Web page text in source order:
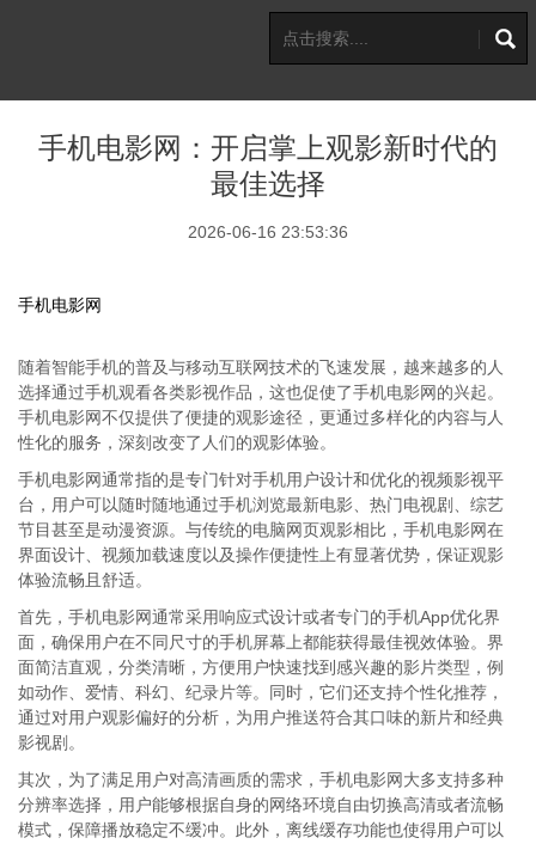
手机电影网：开启掌上观影新时代的
最佳选择
2026-06-16 23:53:36
手机电影网
随着智能手机的普及与移动互联网技术的飞速发展，越来越多的人
选择通过手机观看各类影视作品，这也促使了手机电影网的兴起。
手机电影网不仅提供了便捷的观影途径，更通过多样化的内容与人
性化的服务，深刻改变了人们的观影体验。
手机电影网通常指的是专门针对手机用户设计和优化的视频影视平
台，用户可以随时随地通过手机浏览最新电影、热门电视剧、综艺
节目甚至是动漫资源。与传统的电脑网页观影相比，手机电影网在
界面设计、视频加载速度以及操作便捷性上有显著优势，保证观影
体验流畅且舒适。
首先，手机电影网通常采用响应式设计或者专门的手机App优化界
面，确保用户在不同尺寸的手机屏幕上都能获得最佳视效体验。界
面简洁直观，分类清晰，方便用户快速找到感兴趣的影片类型，例
如动作、爱情、科幻、纪录片等。同时，它们还支持个性化推荐，
通过对用户观影偏好的分析，为用户推送符合其口味的新片和经典
影视剧。
其次，为了满足用户对高清画质的需求，手机电影网大多支持多种
分辨率选择，用户能够根据自身的网络环境自由切换高清或者流畅
模式，保障播放稳定不缓冲。此外，离线缓存功能也使得用户可以